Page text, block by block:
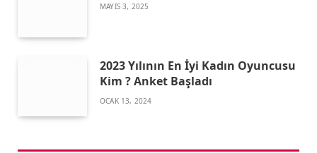
MAYIS 3, 2025
2023 Yılının En İyi Kadın Oyuncusu
Kim ? Anket Başladı
OCAK 13, 2024